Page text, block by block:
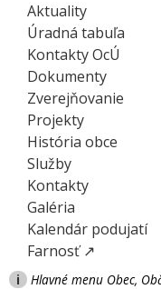
Aktuality
Úradná tabuľa
Kontakty OcÚ
Dokumenty
Zverejňovanie
Projekty
História obce
Služby
Kontakty
Galéria
Kalendár podujatí
Farnosť ↗
i Hlavné menu Obec,